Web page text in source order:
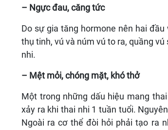
– Ngực đau, căng tức
Do sự gia tăng hormone nên hai
thụ tinh, vú và núm vú to ra, quầng
nhi.
– Mệt mỏi, chóng mặt, khó thở
Một trong những dấu hiệu mang
xảy ra khi thai nhi 1 tuần tuổi.
Ngoài ra cơ thể đòi hỏi phải tạo ra